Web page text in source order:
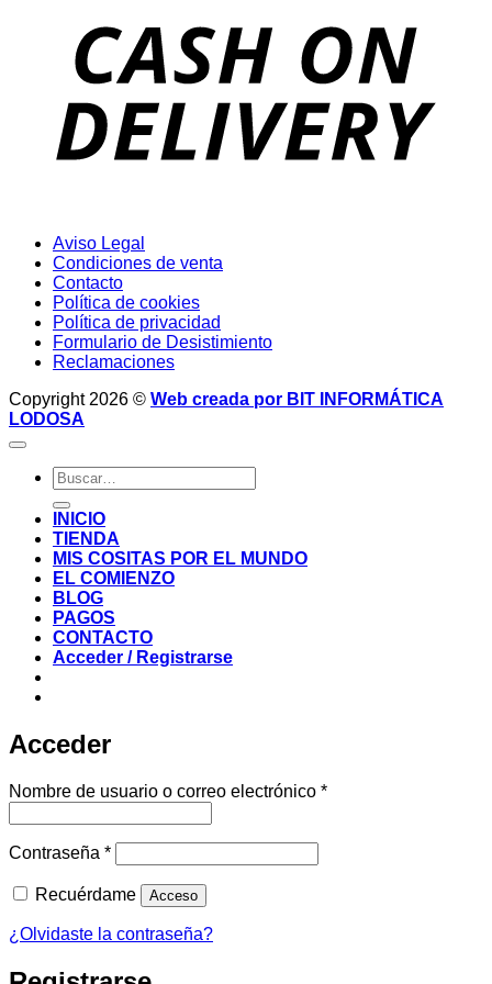
Aviso Legal
Condiciones de venta
Contacto
Política de cookies
Política de privacidad
Formulario de Desistimiento
Reclamaciones
Copyright 2026 © Web creada por BIT INFORMÁTICA
LODOSA
Buscar
por:
INICIO
TIENDA
MIS COSITAS POR EL MUNDO
EL COMIENZO
BLOG
PAGOS
CONTACTO
Acceder / Registrarse
Acceder
Nombre de usuario o correo electrónico *Obligatorio
Contraseña *Obligatorio
Recuérdame Acceso
¿Olvidaste la contraseña?